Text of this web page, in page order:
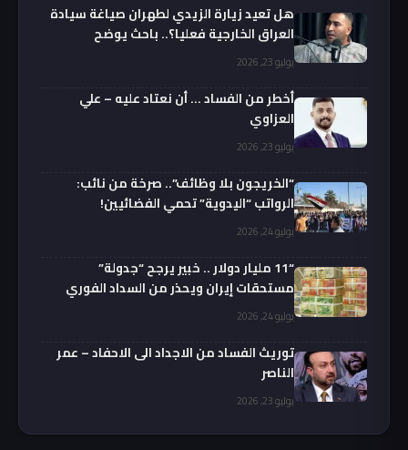
هل تعيد زيارة الزيدي لطهران صياغة سيادة
العراق الخارجية فعليا؟.. باحث يوضح
يوليو 23, 2026
أخطر من الفساد … أن نعتاد عليه – علي
العزاوي
يوليو 23, 2026
“الخريجون بلا وظائف”.. صرخة من نائب:
الرواتب “اليدوية” تحمي الفضائيين!
يوليو 24, 2026
“11 مليار دولار .. خبير يرجح “جدولة”
مستحقات إيران ويحذر من السداد الفوري
يوليو 24, 2026
توريث الفساد من الاجداد الى الاحفاد – عمر
الناصر
يوليو 23, 2026